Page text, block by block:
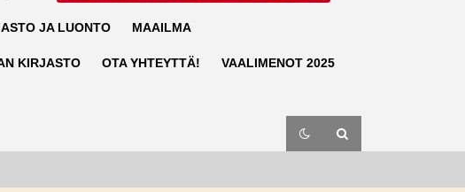
JA LUONTO MAAILMA
KIRJASTO OTA YHTEYTTÄ! VAALIMENOT 2025